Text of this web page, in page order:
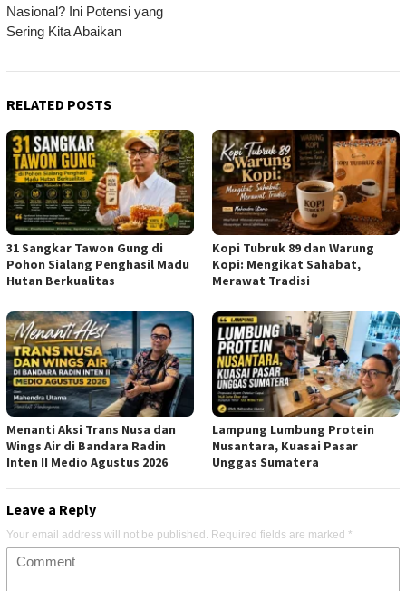
Nasional? Ini Potensi yang
Sering Kita Abaikan
RELATED POSTS
31 Sangkar Tawon Gung di
Pohon Sialang Penghasil Madu
Hutan Berkualitas
Kopi Tubruk 89 dan Warung
Kopi: Mengikat Sahabat,
Merawat Tradisi
Menanti Aksi Trans Nusa dan
Wings Air di Bandara Radin
Inten II Medio Agustus 2026
Lampung Lumbung Protein
Nusantara, Kuasai Pasar
Unggas Sumatera
Leave a Reply
Your email address will not be published. Required fields are marked *